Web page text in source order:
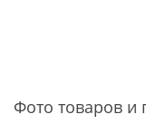
Фото товаров и